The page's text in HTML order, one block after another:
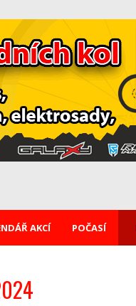
AKCÍ POČASÍ